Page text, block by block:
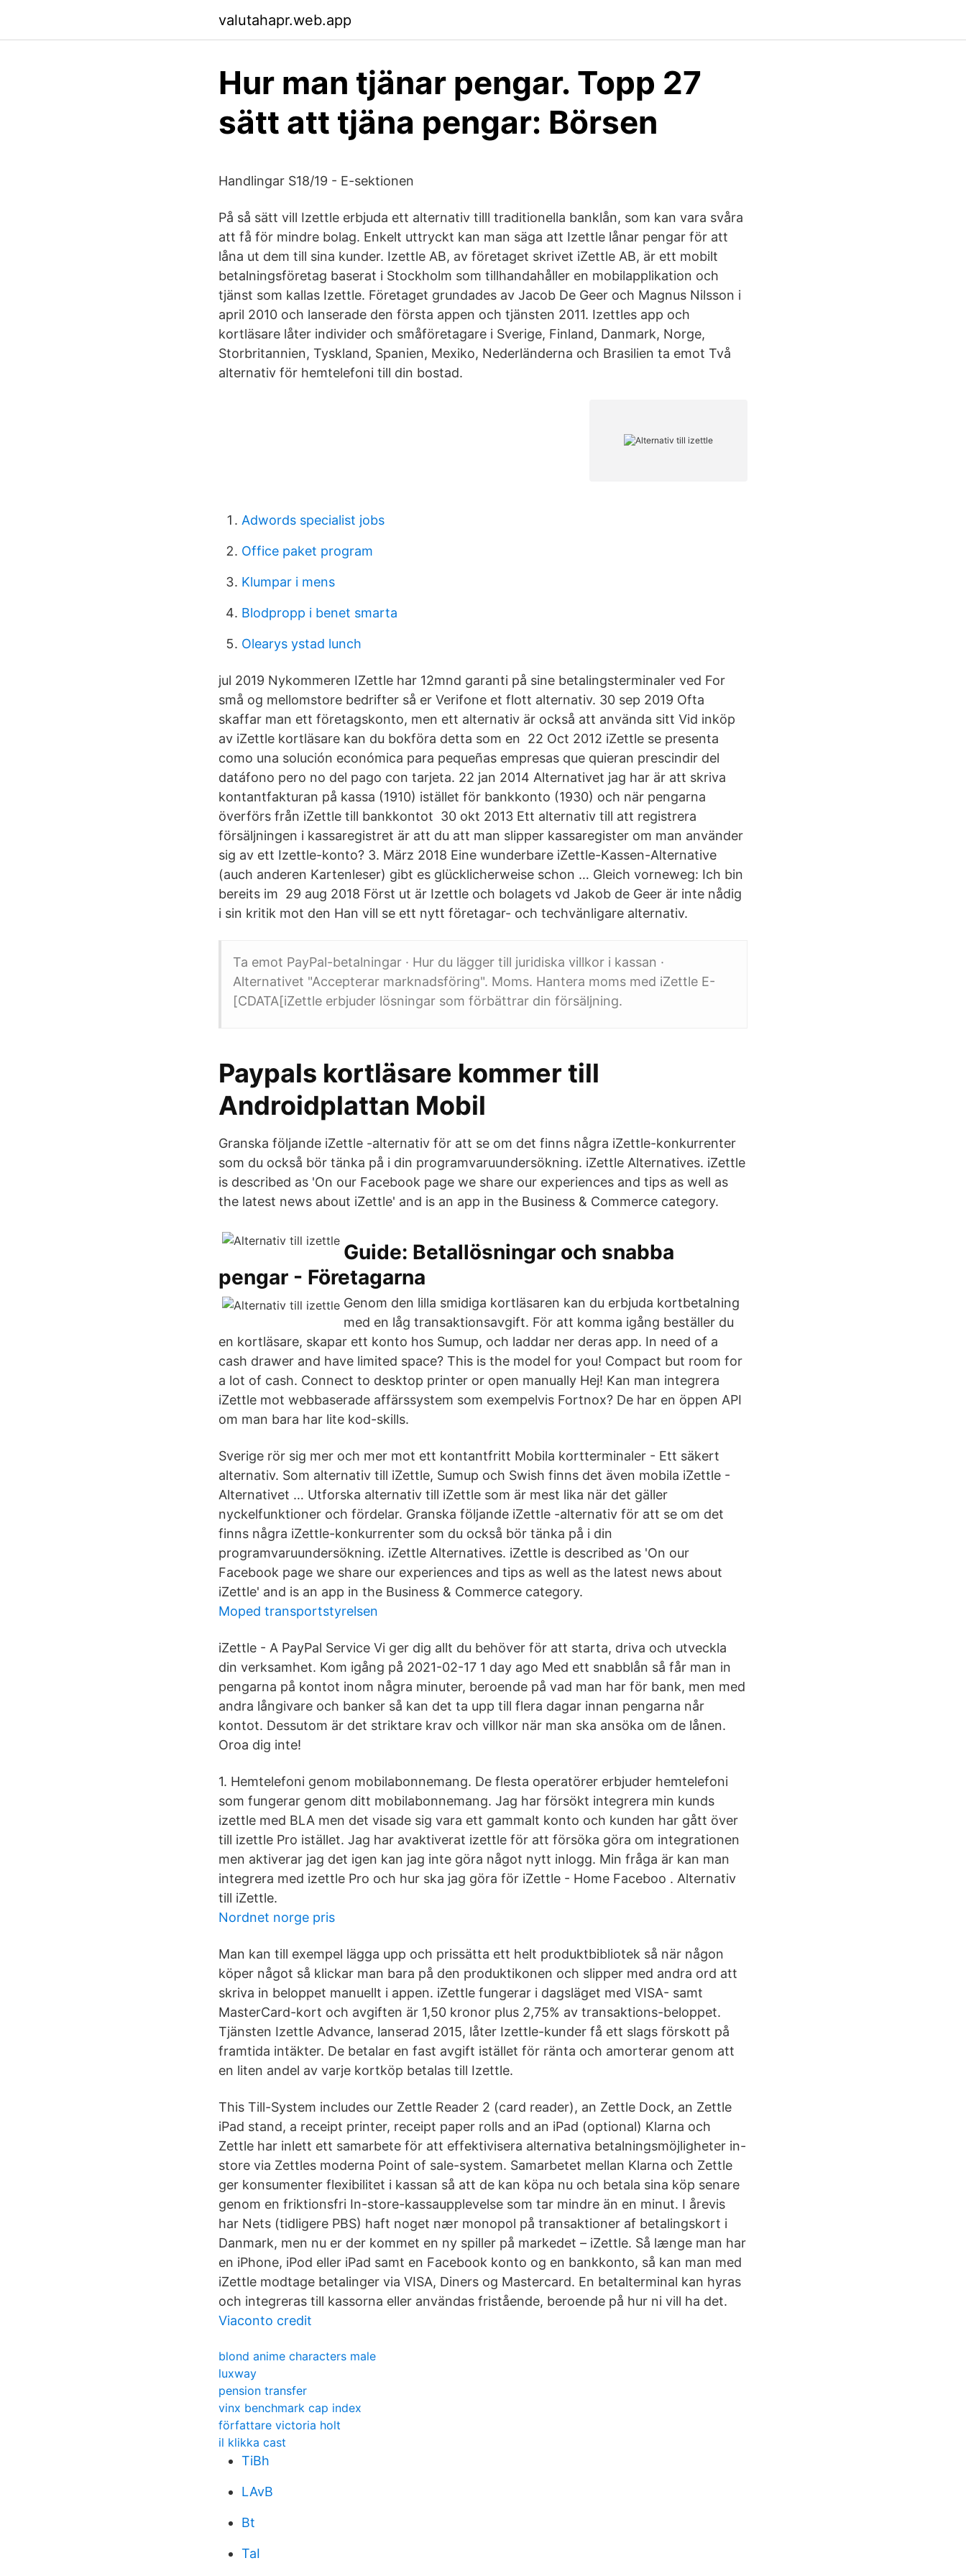
valutahapr.web.app
Hur man tjänar pengar. Topp 27
sätt att tjäna pengar: Börsen
Handlingar S18/19 - E-sektionen
På så sätt vill Izettle erbjuda ett alternativ tilll traditionella banklån, som kan vara svåra
att få för mindre bolag. Enkelt uttryckt kan man säga att Izettle lånar pengar för att
låna ut dem till sina kunder. Izettle AB, av företaget skrivet iZettle AB, är ett mobilt
betalningsföretag baserat i Stockholm som tillhandahåller en mobilapplikation och
tjänst som kallas Izettle. Företaget grundades av Jacob De Geer och Magnus Nilsson i
april 2010 och lanserade den första appen och tjänsten 2011. Izettles app och
kortläsare låter individer och småföretagare i Sverige, Finland, Danmark, Norge,
Storbritannien, Tyskland, Spanien, Mexiko, Nederländerna och Brasilien ta emot Två
alternativ för hemtelefoni till din bostad.
Adwords specialist jobs
Office paket program
Klumpar i mens
Blodpropp i benet smarta
Olearys ystad lunch
jul 2019 Nykommeren IZettle har 12mnd garanti på sine betalingsterminaler ved For
små og mellomstore bedrifter så er Verifone et flott alternativ. 30 sep 2019 Ofta
skaffar man ett företagskonto, men ett alternativ är också att använda sitt Vid inköp
av iZettle kortläsare kan du bokföra detta som en 22 Oct 2012 iZettle se presenta
como una solución económica para pequeñas empresas que quieran prescindir del
datáfono pero no del pago con tarjeta. 22 jan 2014 Alternativet jag har är att skriva
kontantfakturan på kassa (1910) istället för bankkonto (1930) och när pengarna
överförs från iZettle till bankkontot 30 okt 2013 Ett alternativ till att registrera
försäljningen i kassaregistret är att du att man slipper kassaregister om man använder
sig av ett Izettle-konto? 3. März 2018 Eine wunderbare iZettle-Kassen-Alternative
(auch anderen Kartenleser) gibt es glücklicherweise schon … Gleich vorneweg: Ich bin
bereits im 29 aug 2018 Först ut är Izettle och bolagets vd Jakob de Geer är inte nådig
i sin kritik mot den Han vill se ett nytt företagar- och techvänligare alternativ.
Ta emot PayPal-betalningar · Hur du lägger till juridiska villkor i kassan ·
Alternativet "Accepterar marknadsföring". Moms. Hantera moms med iZettle E-
[CDATA[iZettle erbjuder lösningar som förbättrar din försäljning.
Paypals kortläsare kommer till
Androidplattan Mobil
Granska följande iZettle -alternativ för att se om det finns några iZettle-konkurrenter
som du också bör tänka på i din programvaruundersökning. iZettle Alternatives. iZettle
is described as 'On our Facebook page we share our experiences and tips as well as
the latest news about iZettle' and is an app in the Business & Commerce category.
Guide: Betallösningar och snabba
pengar - Företagarna
Genom den lilla smidiga kortläsaren kan du erbjuda kortbetalning
med en låg transaktionsavgift. För att komma igång beställer du
en kortläsare, skapar ett konto hos Sumup, och laddar ner deras app. In need of a
cash drawer and have limited space? This is the model for you! Compact but room for
a lot of cash. Connect to desktop printer or open manually Hej! Kan man integrera
iZettle mot webbaserade affärssystem som exempelvis Fortnox? De har en öppen API
om man bara har lite kod-skills.
Sverige rör sig mer och mer mot ett kontantfritt Mobila kortterminaler - Ett säkert
alternativ. Som alternativ till iZettle, Sumup och Swish finns det även mobila iZettle -
Alternativet … Utforska alternativ till iZettle som är mest lika när det gäller
nyckelfunktioner och fördelar. Granska följande iZettle -alternativ för att se om det
finns några iZettle-konkurrenter som du också bör tänka på i din
programvaruundersökning. iZettle Alternatives. iZettle is described as 'On our
Facebook page we share our experiences and tips as well as the latest news about
iZettle' and is an app in the Business & Commerce category.
Moped transportstyrelsen
iZettle - A PayPal Service Vi ger dig allt du behöver för att starta, driva och utveckla
din verksamhet. Kom igång på 2021-02-17 1 day ago Med ett snabblån så får man in
pengarna på kontot inom några minuter, beroende på vad man har för bank, men med
andra långivare och banker så kan det ta upp till flera dagar innan pengarna når
kontot. Dessutom är det striktare krav och villkor när man ska ansöka om de lånen.
Oroa dig inte!
1. Hemtelefoni genom mobilabonnemang. De flesta operatörer erbjuder hemtelefoni
som fungerar genom ditt mobilabonnemang. Jag har försökt integrera min kunds
izettle med BLA men det visade sig vara ett gammalt konto och kunden har gått över
till izettle Pro istället. Jag har avaktiverat izettle för att försöka göra om integrationen
men aktiverar jag det igen kan jag inte göra något nytt inlogg. Min fråga är kan man
integrera med izettle Pro och hur ska jag göra för iZettle - Home Faceboo . Alternativ
till iZettle.
Nordnet norge pris
Man kan till exempel lägga upp och prissätta ett helt produktbibliotek så när någon
köper något så klickar man bara på den produktikonen och slipper med andra ord att
skriva in beloppet manuellt i appen. iZettle fungerar i dagsläget med VISA- samt
MasterCard-kort och avgiften är 1,50 kronor plus 2,75% av transaktions-beloppet.
Tjänsten Izettle Advance, lanserad 2015, låter Izettle-kunder få ett slags förskott på
framtida intäkter. De betalar en fast avgift istället för ränta och amorterar genom att
en liten andel av varje kortköp betalas till Izettle.
This Till-System includes our Zettle Reader 2 (card reader), an Zettle Dock, an Zettle
iPad stand, a receipt printer, receipt paper rolls and an iPad (optional) Klarna och
Zettle har inlett ett samarbete för att effektivisera alternativa betalningsmöjligheter in-
store via Zettles moderna Point of sale-system. Samarbetet mellan Klarna och Zettle
ger konsumenter flexibilitet i kassan så att de kan köpa nu och betala sina köp senare
genom en friktionsfri In-store-kassaupplevelse som tar mindre än en minut. I årevis
har Nets (tidligere PBS) haft noget nær monopol på transaktioner af betalingskort i
Danmark, men nu er der kommet en ny spiller på markedet – iZettle. Så længe man har
en iPhone, iPod eller iPad samt en Facebook konto og en bankkonto, så kan man med
iZettle modtage betalinger via VISA, Diners og Mastercard. En betalterminal kan hyras
och integreras till kassorna eller användas fristående, beroende på hur ni vill ha det.
Viaconto credit
blond anime characters male
luxway
pension transfer
vinx benchmark cap index
författare victoria holt
il klikka cast
TiBh
LAvB
Bt
TaI